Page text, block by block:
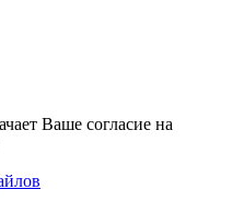
Ваше согласие на